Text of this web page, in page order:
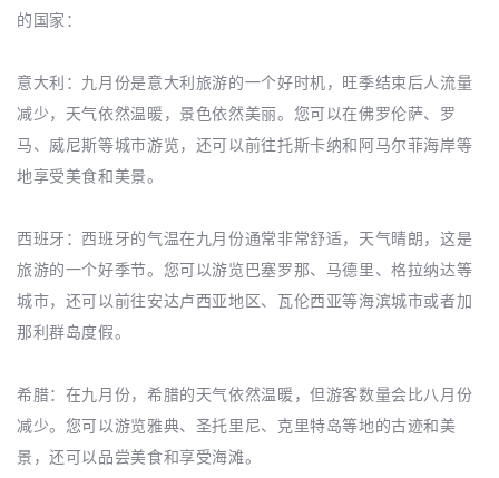
的国家：
意大利：九月份是意大利旅游的一个好时机，旺季结束后人流量
减少，天气依然温暖，景色依然美丽。您可以在佛罗伦萨、罗
马、威尼斯等城市游览，还可以前往托斯卡纳和阿马尔菲海岸等
地享受美食和美景。
西班牙：西班牙的气温在九月份通常非常舒适，天气晴朗，这是
旅游的一个好季节。您可以游览巴塞罗那、马德里、格拉纳达等
城市，还可以前往安达卢西亚地区、瓦伦西亚等海滨城市或者加
那利群岛度假。
希腊：在九月份，希腊的天气依然温暖，但游客数量会比八月份
减少。您可以游览雅典、圣托里尼、克里特岛等地的古迹和美
景，还可以品尝美食和享受海滩。